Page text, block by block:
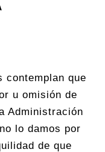
contemplan que
u omisión de
Administración
lo damos por
de que